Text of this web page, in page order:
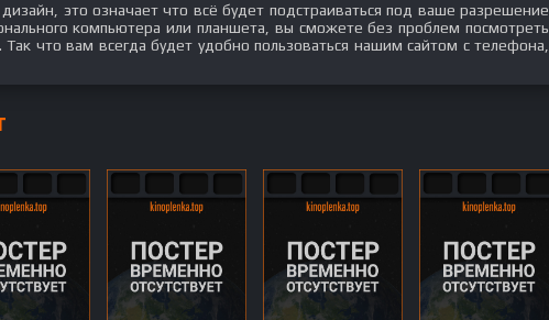
это означает что всё будет подстраиваться под ваше разрешение
компьютера или планшета, вы сможете без проблем посмотреть
что вам всегда будет удобно пользоваться нашим сайтом с телефона,